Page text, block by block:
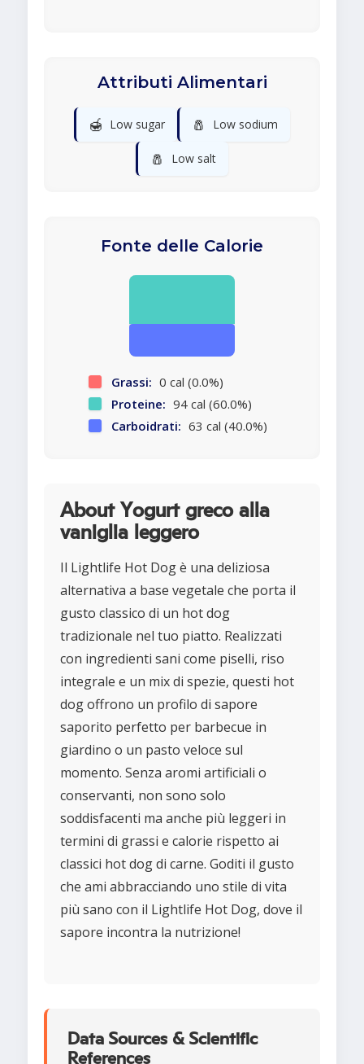
Attributi Alimentari
🍯 Low sugar 🧂 Low sodium
🧂 Low salt
Fonte delle Calorie
Grassi: 0 cal (0.0%)
Proteine: 94 cal (60.0%)
Carboidrati: 63 cal (40.0%)
About Yogurt greco alla
vaniglia leggero
Il Lightlife Hot Dog è una deliziosa
alternativa a base vegetale che porta il
gusto classico di un hot dog
tradizionale nel tuo piatto. Realizzati
con ingredienti sani come piselli, riso
integrale e un mix di spezie, questi hot
dog offrono un profilo di sapore
saporito perfetto per barbecue in
giardino o un pasto veloce sul
momento. Senza aromi artificiali o
conservanti, non sono solo
soddisfacenti ma anche più leggeri in
termini di grassi e calorie rispetto ai
classici hot dog di carne. Goditi il gusto
che ami abbracciando uno stile di vita
più sano con il Lightlife Hot Dog, dove il
sapore incontra la nutrizione!
Data Sources & Scientific
References